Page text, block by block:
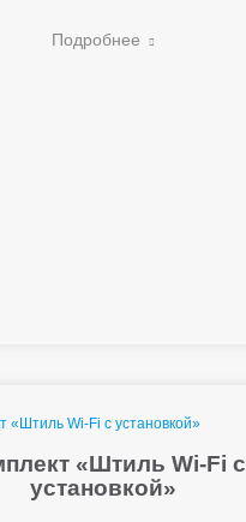
Подробнее
«Штиль Wi-Fi с
установкой»